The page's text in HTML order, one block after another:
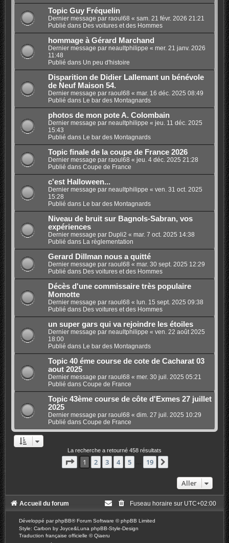
Topic Guy Fréquelin
Dernier message par raoul68 « sam. 21 févr. 2026 21:21
Publié dans Des voitures et des Hommes
hommage à Gérard Marchand
Dernier message par neaultphilippe « mer. 21 janv. 2026
11:48
Publié dans Un peu d'histoire
Disparition de Didier Lallemant un bénévole
de Neuf Maison 54.
Dernier message par raoul68 « mar. 16 déc. 2025 08:49
Publié dans Le bar des Montagnards
photos de mon pote A. Colombain
Dernier message par neaultphilippe « jeu. 11 déc. 2025
15:43
Publié dans Le bar des Montagnards
Topic finale de la coupe de France 2026
Dernier message par raoul68 « jeu. 4 déc. 2025 21:28
Publié dans Coupe de France
c'est Halloween...
Dernier message par neaultphilippe « ven. 31 oct. 2025
15:28
Publié dans Le bar des Montagnards
Niveau de bruit sur Bagnols-Sabran, vos
expériences
Dernier message par Dupli2 « mar. 7 oct. 2025 14:38
Publié dans La règlementation
Gerard Dillman nous a quitté
Dernier message par raoul68 « mar. 30 sept. 2025 12:29
Publié dans Des voitures et des Hommes
Décès d'une commissaire très populaire
Momotte
Dernier message par raoul68 « lun. 15 sept. 2025 09:38
Publié dans Des voitures et des Hommes
un super gars qui va rejoindre les étoiles
Dernier message par neaultphilippe « ven. 22 août 2025
18:00
Publié dans Le bar des Montagnards
Topic 40 éme course de cote de Cacharat 03
aout 2025
Dernier message par raoul68 « mer. 30 juil. 2025 05:21
Publié dans Coupe de France
Topic 43ème course de côte d'Exmes 27 juillet
2025
Dernier message par raoul68 « dim. 27 juil. 2025 10:29
Publié dans Coupe de France
La recherche a retourné 458 résultats
Page 1sur19
1 2 3 4 5 19
Aller
Accueil du forum Fuseau horaire sur UTC+02:00
Développé parphpBB® Forum Software © phpBB Limited
Style: Carbon by Joyce&Luna phpBB-Style-Design
Traduction française officielle ©Qiaeru